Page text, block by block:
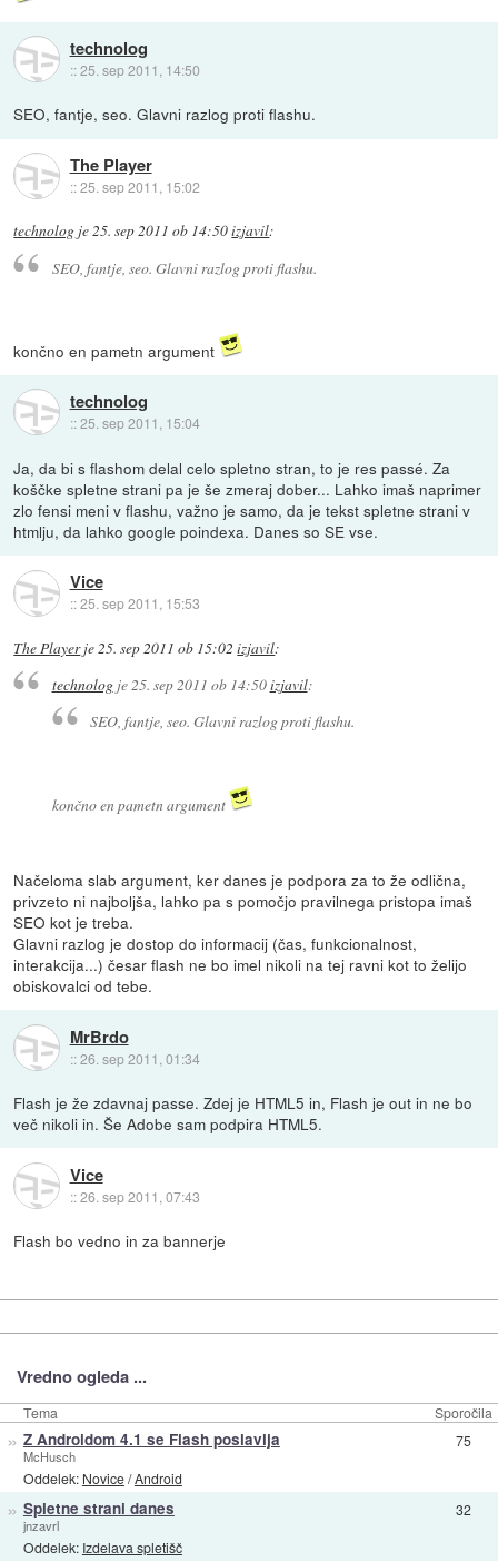
technolog
::25. sep 2011, 14:50
SEO, fantje, seo. Glavni razlog proti flashu.
The Player
::25. sep 2011, 15:02
technolog je25. sep 2011 ob 14:50izjavil:
SEO, fantje, seo. Glavni razlog proti flashu.
končno en pametn argument
technolog
::25. sep 2011, 15:04
Ja, da bi s flashom delal celo spletno stran, to je res passé. Za
koščke spletne strani pa je še zmeraj dober... Lahko imaš naprimer
zlo fensi meni v flashu, važno je samo, da je tekst spletne strani v
htmlju, da lahko google poindexa. Danes so SE vse.
Vice
::25. sep 2011, 15:53
The Playerje25. sep 2011 ob 15:02 izjavil:
technologje25. sep 2011 ob 14:50izjavil:
SEO, fantje, seo. Glavni razlog proti flashu.
končno en pametn argument
Načeloma slab argument, ker danes je podpora za to že odlična,
privzeto ni najboljša, lahko pa s pomočjo pravilnega pristopa imaš
SEO kot je treba.
Glavni razlog je dostop do informacij (čas, funkcionalnost,
interakcija...) česar flash ne bo imel nikoli na tej ravni kot to želijo
obiskovalci od tebe.
MrBrdo
::26. sep 2011, 01:34
Flash je že zdavnaj passe. Zdej je HTML5 in, Flash je out in ne bo
več nikoli in. Še Adobe sam podpira HTML5.
Vice
::26. sep 2011, 07:43
Flash bo vedno in za bannerje
Vredno ogleda ...
Tema Sporočila
» Z Androidom 4.1 se Flash poslavlja
McHusch
Oddelek: Novice/Android
75
» Spletne strani danes
jnzavrl
Oddelek: Izdelava spletišč
32